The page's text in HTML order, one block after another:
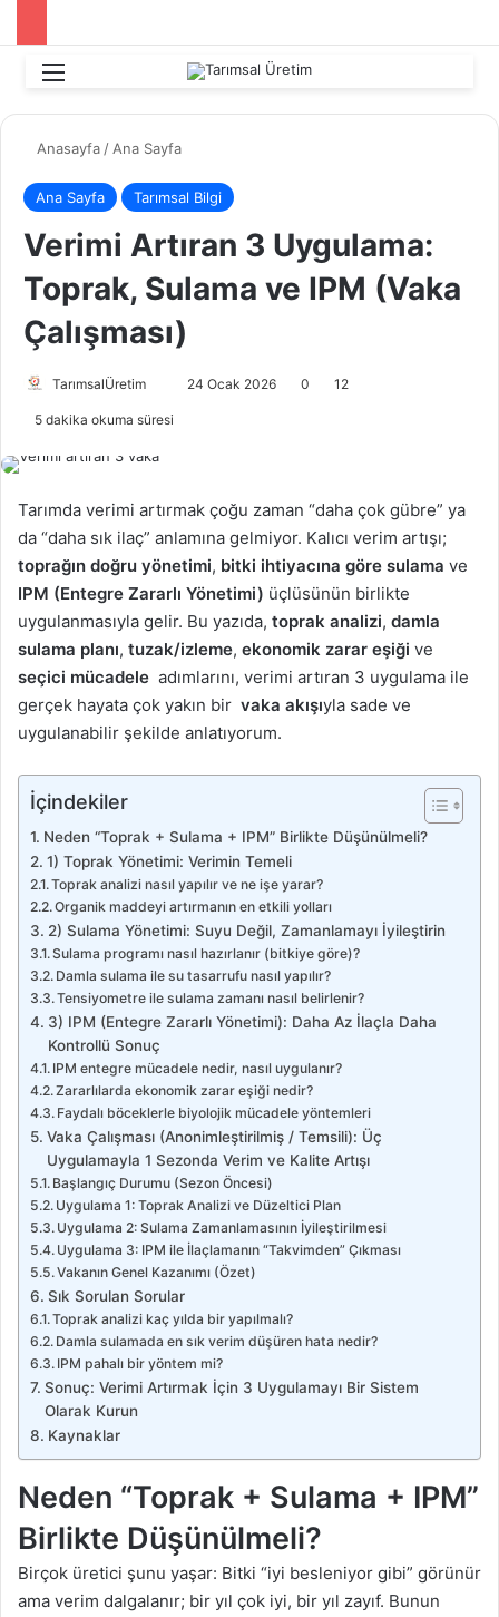
Anasayfa / Ana Sayfa
Ana Sayfa Tarımsal Bilgi
Verimi Artıran 3 Uygulama:
Toprak, Sulama ve IPM (Vaka
Çalışması)
TarımsalÜretim
e
p
o
s
t
a
g
ö
n
d
e
k
24 Ocak 2026 0 12
5 dakika okuma süresi
Tarımda verimi artırmak çoğu zaman “daha çok gübre” ya
da “daha sık ilaç” anlamına gelmiyor. Kalıcı verim artışı;
toprağın doğru yönetimi, bitki ihtiyacına göre sulama ve
IPM (Entegre Zararlı Yönetimi) üçlüsünün birlikte
uygulanmasıyla gelir. Bu yazıda, toprak analizi, damla
sulama planı, tuzak/izleme, ekonomik zarar eşiği ve
seçici mücadele adımlarını, verimi artıran 3 uygulama ile
gerçek hayata çok yakın bir vaka akışıyla sade ve
uygulanabilir şekilde anlatıyorum.
İçindekiler
Neden “Toprak + Sulama + IPM” Birlikte Düşünülmeli?
1) Toprak Yönetimi: Verimin Temeli
Toprak analizi nasıl yapılır ve ne işe yarar?
Organik maddeyi artırmanın en etkili yolları
2) Sulama Yönetimi: Suyu Değil, Zamanlamayı İyileştirin
Sulama programı nasıl hazırlanır (bitkiye göre)?
Damla sulama ile su tasarrufu nasıl yapılır?
Tensiyometre ile sulama zamanı nasıl belirlenir?
3) IPM (Entegre Zararlı Yönetimi): Daha Az İlaçla Daha
Kontrollü Sonuç
IPM entegre mücadele nedir, nasıl uygulanır?
Zararlılarda ekonomik zarar eşiği nedir?
Faydalı böceklerle biyolojik mücadele yöntemleri
Vaka Çalışması (Anonimleştirilmiş / Temsili): Üç
Uygulamayla 1 Sezonda Verim ve Kalite Artışı
Başlangıç Durumu (Sezon Öncesi)
Uygulama 1: Toprak Analizi ve Düzeltici Plan
Uygulama 2: Sulama Zamanlamasının İyileştirilmesi
Uygulama 3: IPM ile İlaçlamanın “Takvimden” Çıkması
Vakanın Genel Kazanımı (Özet)
Sık Sorulan Sorular
Toprak analizi kaç yılda bir yapılmalı?
Damla sulamada en sık verim düşüren hata nedir?
IPM pahalı bir yöntem mi?
Sonuç: Verimi Artırmak İçin 3 Uygulamayı Bir Sistem
Olarak Kurun
Kaynaklar
Neden “Toprak + Sulama + IPM”
Birlikte Düşünülmeli?
Birçok üretici şunu yaşar: Bitki “iyi besleniyor gibi” görünür
ama verim dalgalanır; bir yıl çok iyi, bir yıl zayıf. Bunun